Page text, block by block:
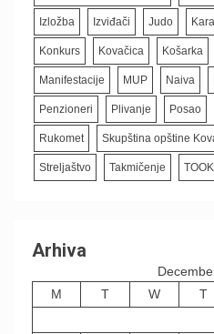
Izložba Izviđači Judo
Konkurs Kovačica Košarka
Manifestacije MUP Naiva
Penzioneri Plivanje Posao
Rukomet Skupština opštine
Streljaštvo Takmičenje TOOK
Arhiva
M
T W T